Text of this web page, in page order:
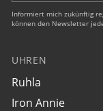
Informiert mich zukünftig
können den Newsletter
UHREN
Ruhla
Iron Annie